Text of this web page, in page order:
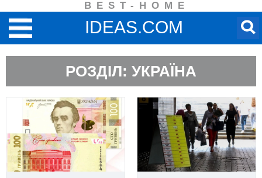
BEST-HOME
IDEAS.COM
РОЗДІЛ: УКРАЇНА